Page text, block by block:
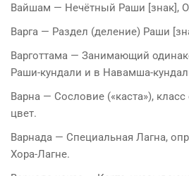
Вайшам — Нечётный Раши [знак],
Варга — Раздел (деление) Раши
Варготтама — Занимающий
Раши-кундали и в Навамша-
Варна — Сословие («каста»),
цвет.
Варнада — Специальная Лагна,
Хора-Лагне.